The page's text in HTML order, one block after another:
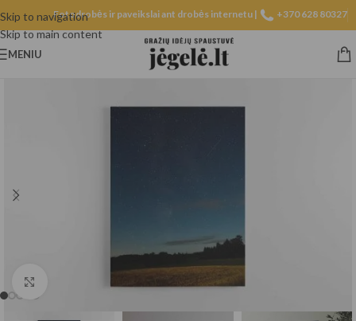
Skip to navigation
Skip to main content
Fotodrobės ir paveikslai ant drobės internetu | +370 628 80327
MENIU